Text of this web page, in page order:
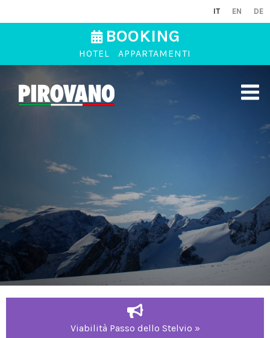
IT EN DE
BOOKING
HOTEL APPARTAMENTI
Viabilità Passo dello Stelvio »